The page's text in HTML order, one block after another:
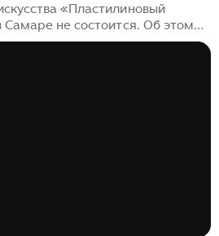
«Пластилиновый
не состоится. Об этом
«Этот год мы